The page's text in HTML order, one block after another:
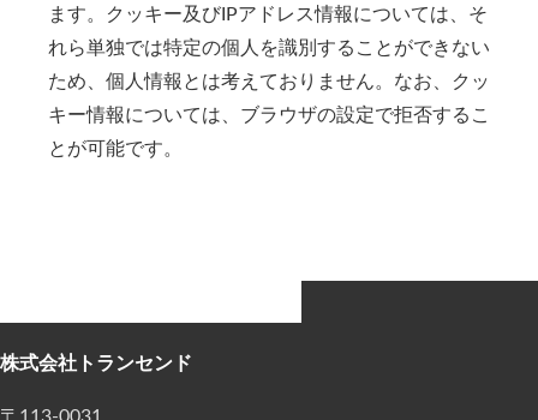
ます。クッキー及びIPアドレス情報については、そ
れら単独では特定の個人を識別することができない
ため、個人情報とは考えておりません。なお、クッ
キー情報については、ブラウザの設定で拒否するこ
とが可能です。
株式会社トランセンド